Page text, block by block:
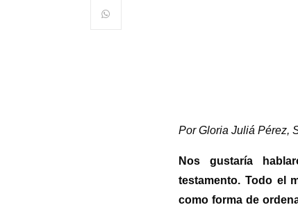
Por Gloria Juliá Pérez,
Nos gustaría
testamento. Todo el
como forma de